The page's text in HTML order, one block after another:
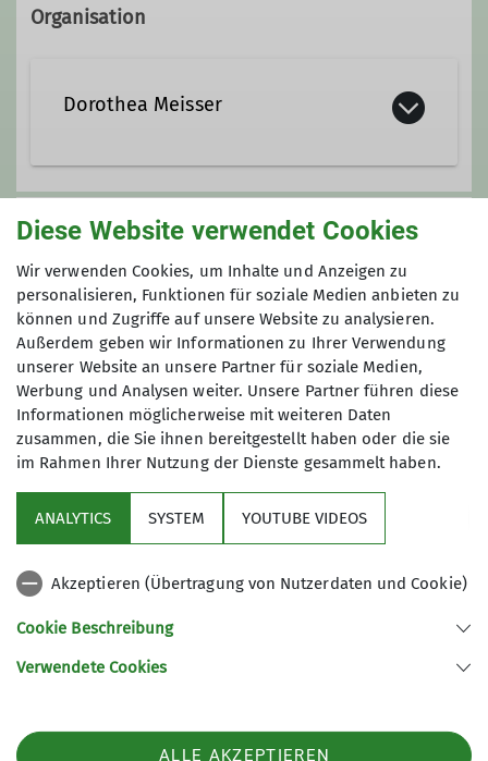
Organisation
Dorothea Meisser
Unsere Veranstaltungsorte
IGS Geismar - Sporthalle 2
Schulweg
37083 Göttingen
Sektion
Aktuelles
Sektion Göttingen des Deutschen Alpenvereins e.V.
Diese Website verwendet Cookies
Wir verwenden Cookies, um Inhalte und Anzeigen zu
personalisieren, Funktionen für soziale Medien anbieten zu
können und Zugriffe auf unsere Website zu analysieren.
Außerdem geben wir Informationen zu Ihrer Verwendung
unserer Website an unsere Partner für soziale Medien,
Werbung und Analysen weiter. Unsere Partner führen diese
Informationen möglicherweise mit weiteren Daten
zusammen, die Sie ihnen bereitgestellt haben oder die sie
im Rahmen Ihrer Nutzung der Dienste gesammelt haben.
ANALYTICS SYSTEM YOUTUBE VIDEOS
Akzeptieren (Übertragung von Nutzerdaten und Cookie)
Cookie Beschreibung
Verwendete Cookies
ALLE AKZEPTIEREN